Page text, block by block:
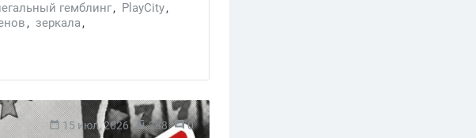
гемблинг, PlayCity,
, зеркала,
15 июл, 2026 288 0